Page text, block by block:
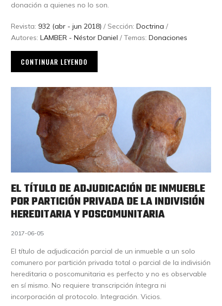
donación a quienes no lo son.
Revista: 932 (abr - jun 2018) / Sección:Doctrina /
Autores:LAMBER - Néstor Daniel / Temas:Donaciones
CONTINUAR LEYENDO
EL TÍTULO DE ADJUDICACIÓN DE INMUEBLE
POR PARTICIÓN PRIVADA DE LA INDIVISIÓN
HEREDITARIA Y POSCOMUNITARIA
2017-06-05
El título de adjudicación parcial de un inmueble a un solo
comunero por partición privada total o parcial de la indivisión
hereditaria o poscomunitaria es perfecto y no es observable
en sí mismo. No requiere transcripción íntegra ni
incorporación al protocolo. Integración. Vicios.